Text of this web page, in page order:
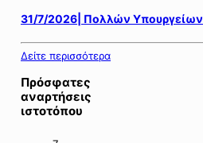
31/7/2026| Πολλών Υπουργείων
Δείτε περισσότερα
Πρόσφατες
αναρτήσεις
ιστοτόπου